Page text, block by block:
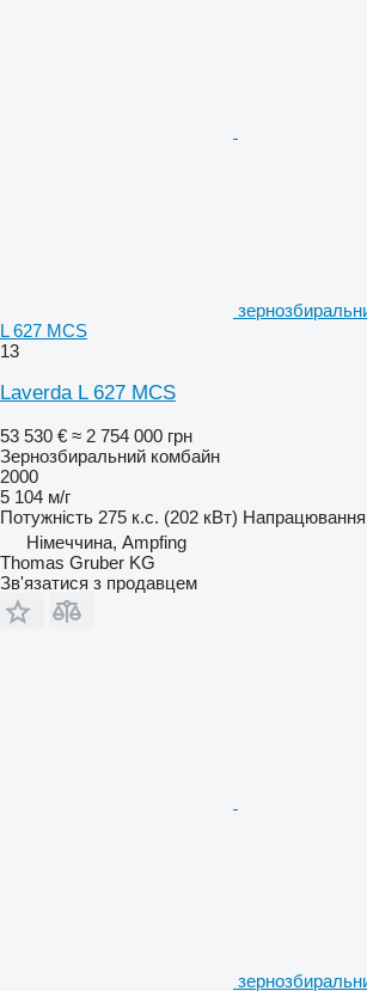
L 627 MCS
13
Laverda L 627 MCS
53 530 € ≈ 2 754 000 грн
Зернозбиральний комбайн
2000
5 104 м/г
Потужність 275 к.с. (202 кВт) Напрацювання
Німеччина, Ampfing
Thomas Gruber KG
Зв'язатися з продавцем